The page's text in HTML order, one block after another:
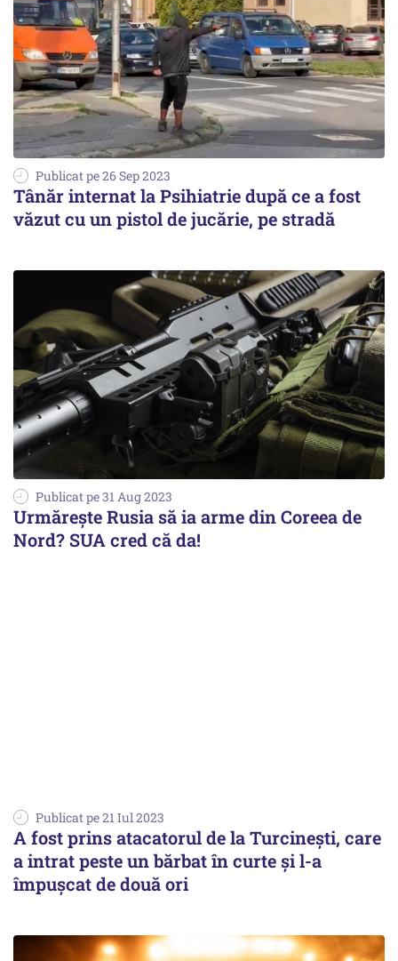
Publicat pe 26 Sep 2023
Tânăr internat la Psihiatrie după ce a fost
văzut cu un pistol de jucărie, pe stradă
Publicat pe 31 Aug 2023
Urmăreşte Rusia să ia arme din Coreea de
Nord? SUA cred că da!
Publicat pe 21 Iul 2023
A fost prins atacatorul de la Turcineşti, care
a intrat peste un bărbat în curte şi l-a
împuşcat de două ori